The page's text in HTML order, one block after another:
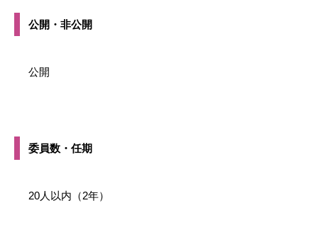
公開・非公開
公開
委員数・任期
20人以内（2年）